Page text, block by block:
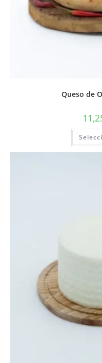
Queso de